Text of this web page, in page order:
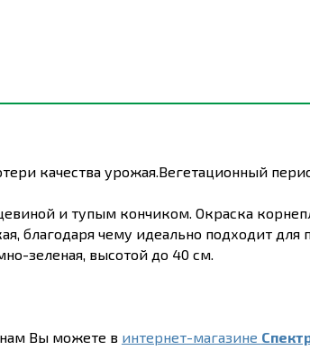
качества урожая.Вегетационный
и тупым кончиком. Окраска
благодаря чему идеально подходит для
зеленая, высотой до 40 см.
Вы можете в интернет-магазине